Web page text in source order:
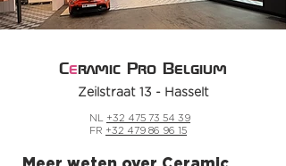
Ceramic Pro Belgium
Zeilstraat 13 - Hasselt
NL +32 475 73 54 39
FR +32 479 86 96 15